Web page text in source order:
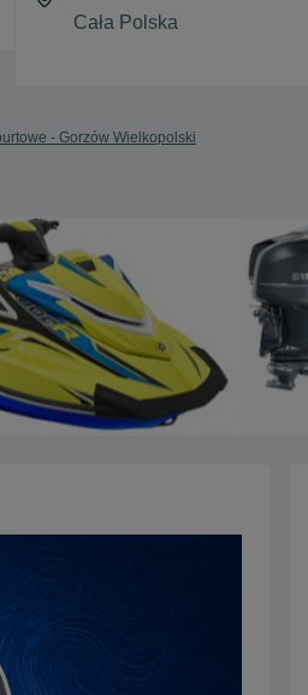
- Gorzów Wielkopolski